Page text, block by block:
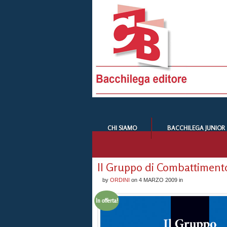
CHI SIAMO BACCHILEGA JUNIOR
Il Gruppo di
by ORDINI on 4 MARZO 2009 in
In offerta!